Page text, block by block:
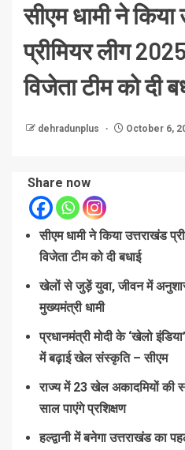
सीएम धामी ने किया
प्रीमियर लीग
विजेता टीम को दी
dehradunplus October 6,
Share now
सीएम धामी ने किया उत्तराखंड
विजेता टीम को दी बधाई
खेलों से जुड़ें युवा, जीवन में
मुख्यमंत्री धामी
प्रधानमंत्री मोदी के ‘खेलो
में बढ़ाई खेल संस्कृति – सीएम
राज्य में 23 खेल अकादमियों की
साल पाएंगे प्रशिक्षण
हल्द्वानी में बनेगा उत्तराखंड का